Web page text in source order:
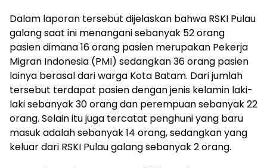
Dalam laporan tersebut dijelaskan bahwa RSKI Pulau
galang saat ini menangani sebanyak 52 orang
pasien dimana 16 orang pasien merupakan Pekerja
Migran Indonesia (PMI) sedangkan 36 orang pasien
lainya berasal dari warga Kota Batam. Dari jumlah
tersebut terdapat pasien dengan jenis kelamin laki-
laki sebanyak 30 orang dan perempuan sebanyak 22
orang. Selain itu juga tercatat penghuni yang baru
masuk adalah sebanyak 14 orang, sedangkan yang
keluar dari RSKI Pulau galang sebanyak 2 orang.